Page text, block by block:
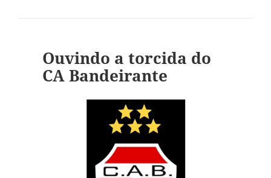
Ouvindo a torcida do
CA Bandeirante